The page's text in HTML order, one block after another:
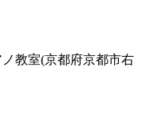
教室(京都府京都市右